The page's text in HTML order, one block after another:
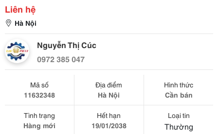
Liên hệ
Hà Nội
Nguyễn Thị Cúc
0972 385 047
Mã số
11632348
Địa điểm
Hà Nội
Hình thức
Cần bán
Tình trạng
Hàng mới
Hết hạn
19/01/2038
Loại tin
Thường